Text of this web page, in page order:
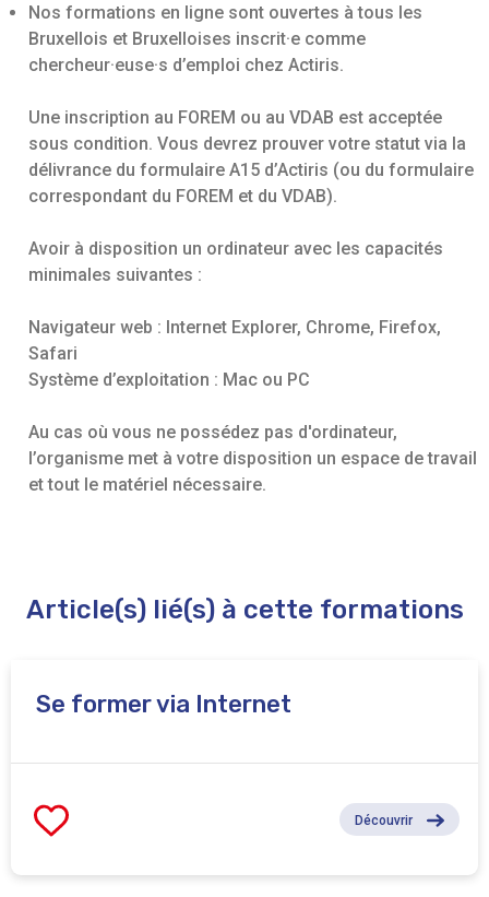
Nos formations en ligne sont ouvertes à tous les
Bruxellois et Bruxelloises inscrit·e comme
chercheur·euse·s d’emploi chez Actiris.
Une inscription au FOREM ou au VDAB est acceptée
sous condition. Vous devrez prouver votre statut via la
délivrance du formulaire A15 d’Actiris (ou du formulaire
correspondant du FOREM et du VDAB).
Avoir à disposition un ordinateur avec les capacités
minimales suivantes :
Navigateur web : Internet Explorer, Chrome, Firefox,
Safari
Système d’exploitation : Mac ou PC
Au cas où vous ne possédez pas d'ordinateur,
l’organisme met à votre disposition un espace de travail
et tout le matériel nécessaire.
Article(s) lié(s) à cette formations
Se former via Internet
Découvrir